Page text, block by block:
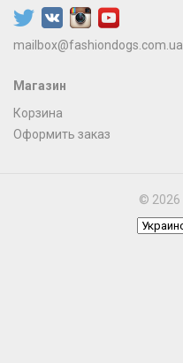
mailbox@fashiondogs.com.ua
Магазин
Корзина
Оформить заказ
© 2026